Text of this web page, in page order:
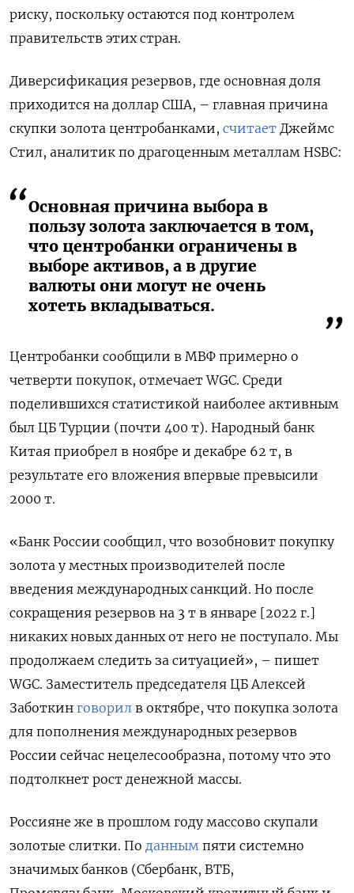
риску, поскольку остаются под контролем
правительств этих стран.
Диверсификация резервов, где основная доля
приходится на доллар США, – главная причина
скупки золота центробанками, считает Джеймс
Стил, аналитик по драгоценным металлам HSBC:
Основная причина выбора в
пользу золота заключается в том,
что центробанки ограничены в
выборе активов, а в другие
валюты они могут не очень
хотеть вкладываться.
Центробанки сообщили в МВФ примерно о
четверти покупок, отмечает WGC. Среди
поделившихся статистикой наиболее активным
был ЦБ Турции (почти 400 т). Народный банк
Китая приобрел в ноябре и декабре 62 т, в
результате его вложения впервые превысили
2000 т.
«Банк России сообщил, что возобновит покупку
золота у местных производителей после
введения международных санкций. Но после
сокращения резервов на 3 т в январе [2022 г.]
никаких новых данных от него не поступало. Мы
продолжаем следить за ситуацией», – пишет
WGC. Заместитель председателя ЦБ Алексей
Заботкин говорил в октябре, что покупка золота
для пополнения международных резервов
России сейчас нецелесообразна, потому что это
подтолкнет рост денежной массы.
Россияне же в прошлом году массово скупали
золотые слитки. По данным пяти системно
значимых банков (Сбербанк, ВТБ,